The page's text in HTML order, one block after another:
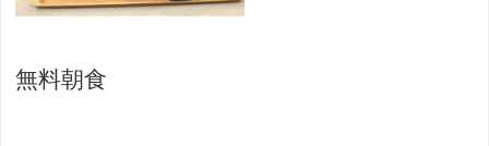
無料朝食